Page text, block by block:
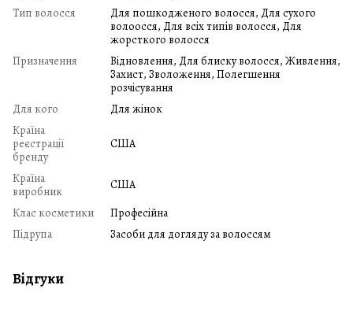
Тип волосся
Для пошкодженого волосся, Для сухого
волоосся, Для всіх типів волосся, Для
жорсткого волосся
Призначення
Відновлення, Для блиску волосся, Живлення,
Захист, Зволоження, Полегшення
розчісування
Для кого
Для жінок
Країна
реєстрації
бренду
США
Країна
виробник
США
Клас косметики
Професійна
Підрупа
Засоби для догляду за волоссям
Відгуки